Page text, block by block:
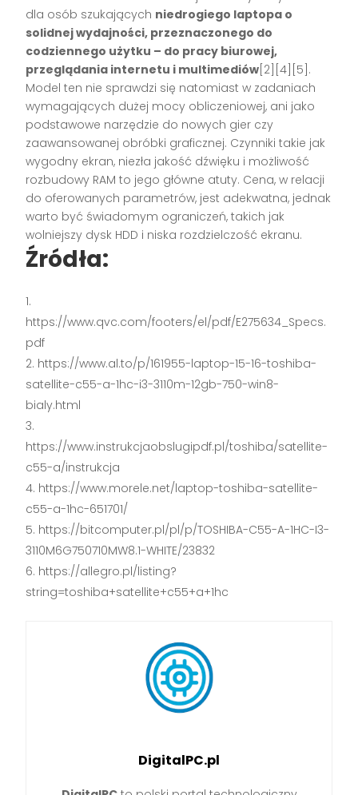
dla osób szukających niedrogiego laptopa o
solidnej wydajności, przeznaczonego do
codziennego użytku – do pracy biurowej,
przeglądania internetu i multimediów [2][4][5].
Model ten nie sprawdzi się natomiast w zadaniach
wymagających dużej mocy obliczeniowej, ani jako
podstawowe narzędzie do nowych gier czy
zaawansowanej obróbki graficznej. Czynniki takie jak
wygodny ekran, niezła jakość dźwięku i możliwość
rozbudowy RAM to jego główne atuty. Cena, w relacji
do oferowanych parametrów, jest adekwatna, jednak
warto być świadomym ograniczeń, takich jak
wolniejszy dysk HDD i niska rozdzielczość ekranu.
Źródła:
https://www.qvc.com/footers/el/pdf/E275634_Specs.
pdf
https://www.al.to/p/161955-laptop-15-16-toshiba-
satellite-c55-a-1hc-i3-3110m-12gb-750-win8-
bialy.html
https://www.instrukcjaobslugipdf.pl/toshiba/satellite-
c55-a/instrukcja
https://www.morele.net/laptop-toshiba-satellite-
c55-a-1hc-651701/
https://bitcomputer.pl/pl/p/TOSHIBA-C55-A-1HC-I3-
3110M6G750710MW8.1-WHITE/23832
https://allegro.pl/listing?
string=toshiba+satellite+c55+a+1hc
DigitalPC.pl